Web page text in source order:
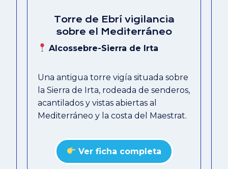
Torre de Ebrí vigilancia
sobre el Mediterráneo
Alcossebre-Sierra de Irta
Una antigua torre vigía situada sobre
la Sierra de Irta, rodeada de senderos,
acantilados y vistas abiertas al
Mediterráneo y la costa del Maestrat.
Ver ficha completa